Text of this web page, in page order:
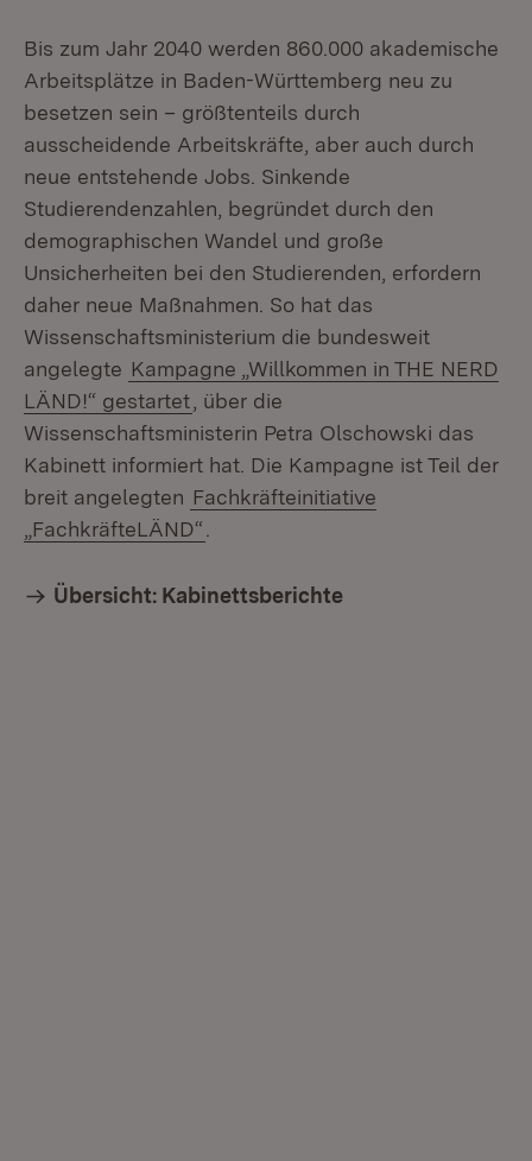
Bis zum Jahr 2040 werden 860.000 akademische
Arbeitsplätze in Baden-Württemberg neu zu
besetzen sein – größtenteils durch
ausscheidende Arbeitskräfte, aber auch durch
neue entstehende Jobs. Sinkende
Studierendenzahlen, begründet durch den
demographischen Wandel und große
Unsicherheiten bei den Studierenden, erfordern
daher neue Maßnahmen. So hat das
Wissenschaftsministerium die bundesweit
angelegte Kampagne „Willkommen in THE NERD
LÄND!“ gestartet , über die
Wissenschaftsministerin Petra Olschowski das
Kabinett informiert hat. Die Kampagne ist Teil der
breit angelegten Fachkräfteinitiative
„FachkräfteLÄND“
Übersicht: Kabinettsberichte